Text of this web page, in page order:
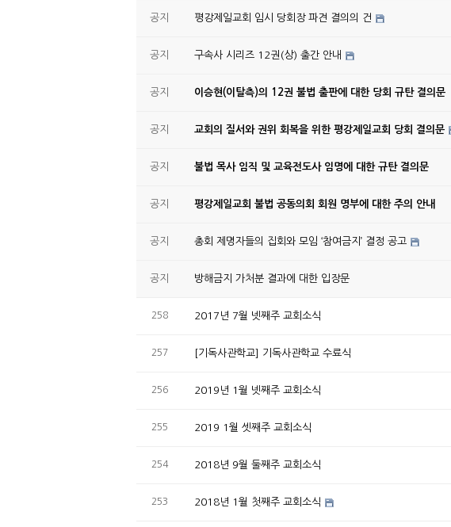
공지 평강제일교회 임시 당회장 파견 결의의 건
공지 구속사 시리즈 12권(상) 출간 안내
공지 이승현(이탈측)의 12권 불법 출판에 대한 당회 규탄 결의문
공지 교회의 질서와 권위 회복을 위한 평강제일교회 당회 결의문
공지 불법 목사 임직 및 교육전도사 임명에 대한 규탄 결의문
공지 평강제일교회 불법 공동의회 회원 명부에 대한 주의 안내
공지 총회 제명자들의 집회와 모임 ‘참여금지’ 결정 공고
공지 방해금지 가처분 결과에 대한 입장문
258 2017년 7월 넷째주 교회소식
257 [기독사관학교] 기독사관학교 수료식
256 2019년 1월 넷째주 교회소식
255 2019 1월 셋째주 교회소식
254 2018년 9월 둘째주 교회소식
253 2018년 1월 첫째주 교회소식